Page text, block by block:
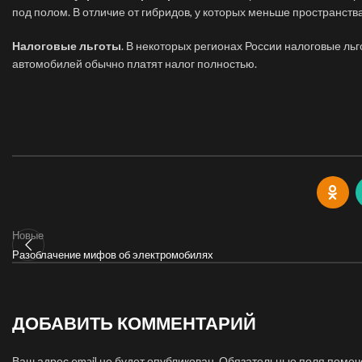
под полом. В отличие от гибридов, у которых меньше
Налоговые льготы. В некоторых регионах России налоговые
автомобилей обычно платят налог полностью.
Новые
Разоблачение мифов об электромобилях
ДОБАВИТЬ КОММЕНТАРИЙ